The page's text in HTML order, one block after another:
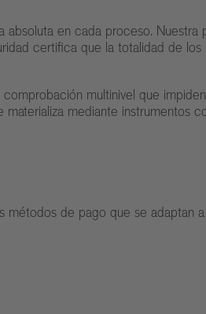
en cada proceso.
certifica que la totalidad de
multinivel que
mediante instrumentos
métodos de pago que se